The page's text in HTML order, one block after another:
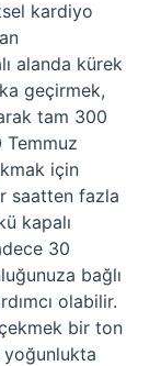
kardiyo
alanda kürek
geçirmek,
tam 300
Temmuz
için
saatten fazla
kapalı
30
bağlı
olabilir.
bir ton